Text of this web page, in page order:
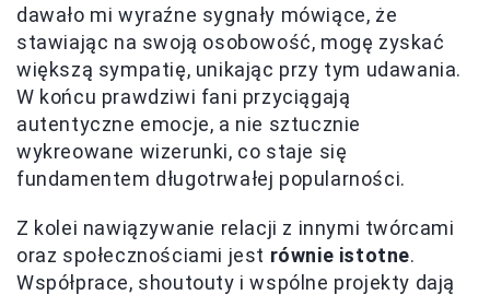
dawało mi wyraźne sygnały mówiące, że
stawiając na swoją osobowość, mogę zyskać
większą sympatię, unikając przy tym udawania.
W końcu prawdziwi fani przyciągają
autentyczne emocje, a nie sztucznie
wykreowane wizerunki, co staje się
fundamentem długotrwałej popularności.
Z kolei nawiązywanie relacji z innymi twórcami
oraz społecznościami jest równie istotne.
Współprace, shoutouty i wspólne projekty dają